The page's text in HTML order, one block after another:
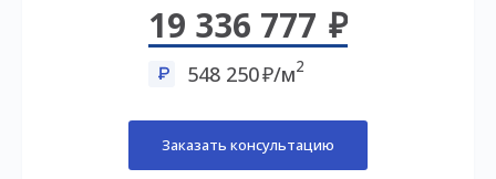
19 336 777
548 250 /м2
Заказать консультацию